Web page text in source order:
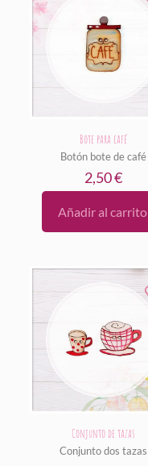
Bote para café
Botón bote de café
2,50€
Añadir al carrito
Conjunto de tazas
Conjunto dos tazas